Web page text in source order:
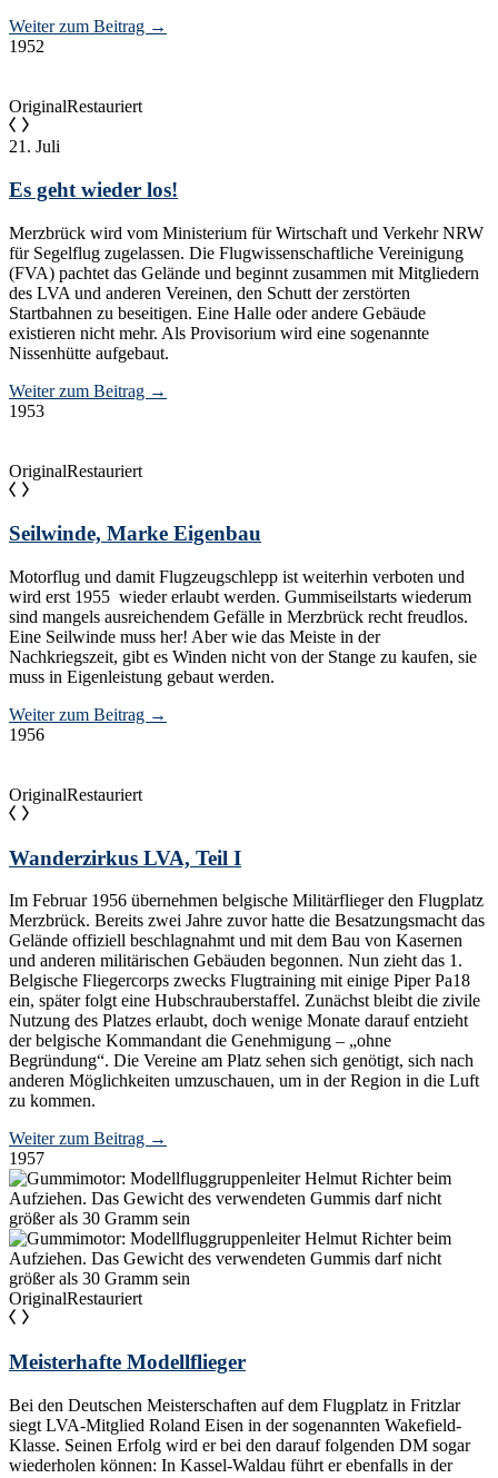
Weiter zum Beitrag →
1952
OriginalRestauriert
21. Juli
Es geht wieder los!
Merzbrück wird vom Ministerium für Wirtschaft und Verkehr NRW
für Segelflug zugelassen. Die Flugwissenschaftliche Vereinigung
(FVA) pachtet das Gelände und beginnt zusammen mit Mitgliedern
des LVA und anderen Vereinen, den Schutt der zerstörten
Startbahnen zu beseitigen. Eine Halle oder andere Gebäude
existieren nicht mehr. Als Provisorium wird eine sogenannte
Nissenhütte aufgebaut.
Weiter zum Beitrag →
1953
OriginalRestauriert
Seilwinde, Marke Eigenbau
Motorflug und damit Flugzeugschlepp ist weiterhin verboten und
wird erst 1955 wieder erlaubt werden. Gummiseilstarts wiederum
sind mangels ausreichendem Gefälle in Merzbrück recht freudlos.
Eine Seilwinde muss her! Aber wie das Meiste in der
Nachkriegszeit, gibt es Winden nicht von der Stange zu kaufen, sie
muss in Eigenleistung gebaut werden.
Weiter zum Beitrag →
1956
OriginalRestauriert
Wanderzirkus LVA, Teil I
Im Februar 1956 übernehmen belgische Militärflieger den Flugplatz
Merzbrück. Bereits zwei Jahre zuvor hatte die Besatzungsmacht das
Gelände offiziell beschlagnahmt und mit dem Bau von Kasernen
und anderen militärischen Gebäuden begonnen. Nun zieht das 1.
Belgische Fliegercorps zwecks Flugtraining mit einige Piper Pa18
ein, später folgt eine Hubschrauberstaffel. Zunächst bleibt die zivile
Nutzung des Platzes erlaubt, doch wenige Monate darauf entzieht
der belgische Kommandant die Genehmigung – „ohne
Begründung“. Die Vereine am Platz sehen sich genötigt, sich nach
anderen Möglichkeiten umzuschauen, um in der Region in die Luft
zu kommen.
Weiter zum Beitrag →
1957
OriginalRestauriert
Meisterhafte Modellflieger
Bei den Deutschen Meisterschaften auf dem Flugplatz in Fritzlar
siegt LVA-Mitglied Roland Eisen in der sogenannten Wakefield-
Klasse. Seinen Erfolg wird er bei den darauf folgenden DM sogar
wiederholen können: In Kassel-Waldau führt er ebenfalls in der